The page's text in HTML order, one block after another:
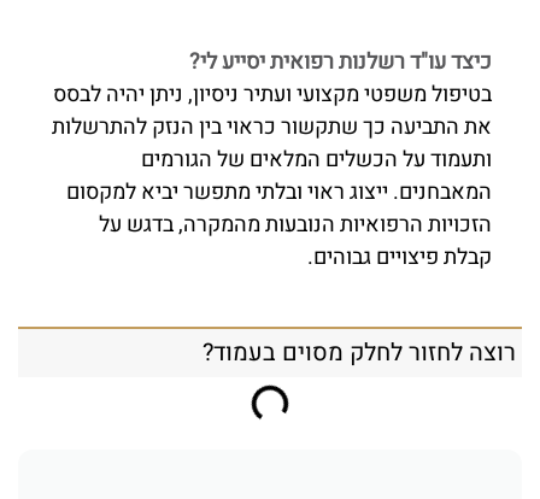
כיצד עו"ד רשלנות רפואית יסייע לי?
בטיפול משפטי מקצועי ועתיר ניסיון, ניתן יהיה לבסס
את התביעה כך שתקשור כראוי בין הנזק להתרשלות
ותעמוד על הכשלים המלאים של הגורמים
המאבחנים. ייצוג ראוי ובלתי מתפשר יביא למקסום
הזכויות הרפואיות הנובעות מהמקרה, בדגש על
קבלת פיצויים גבוהים.
רוצה לחזור לחלק מסוים בעמוד?